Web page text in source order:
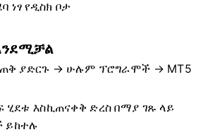
ነፃ የዲስክ ቦታ
ጠቅ ያድርጉ → ሁሉም ፕሮግራሞች → MT5
ሂደቱ እስኪጠናቀቅ ድረስ በማያ ገጹ ላይ
ይከተሉ